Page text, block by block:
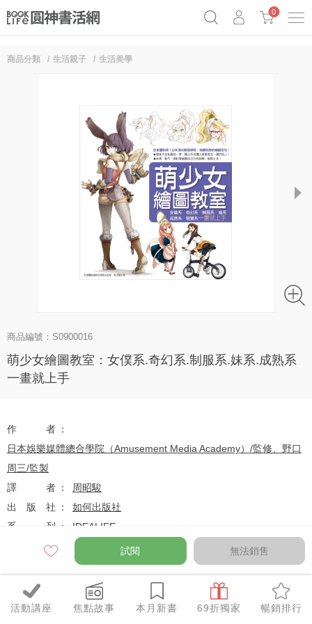
0
活動講座 焦點故事 本月新書 69折獨家 暢銷排行
商品分類 生活親子 生活美學
next
商品編號：S0900016
萌少女繪圖教室：女僕系.奇幻系.制服系.妹系.成熟系
一畫就上手
作者
日本娛樂媒體總合學院（Amusement Media Academy）/監修、野口
周三/監製
譯者
周昭駿
出版社
如何出版社
系列
IDEALIFE
出版日
2010-02-25
定價 $299
試閱 無法銷售